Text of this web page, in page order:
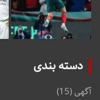
دسته بندی
آگهی(15)